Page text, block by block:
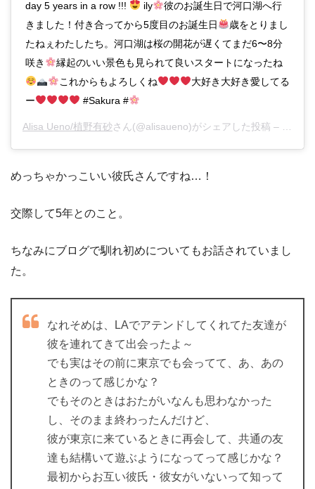
day 5 years in a row !!!
ily
彼のお誕生日で河口湖へ行
きました！付き合ってから5度目のお誕生日
歳をとりまし
たねぇわたしたち。河口湖は桜の開花が遅くてまだ6〜8分
咲き
縁起のいい景色も見られて良いスタートになったね
これからもよろしくね
大好き大好き愛してる
ー
#Sakura #
Alisa Ueno/植野有砂さん(@alisaueno)がシェアした投稿 –
めっちゃかっこいい彼氏さんですね…！
交際して5年とのこと。
ちなみにブログで馴れ初めについてもお話されていまし
た。
なれそめは、LAでアテンドしてくれてた友達が
彼を連れてきて出会ったよ～
でも実はその前に東京でも会ってて、あ、あの
ときのって感じかな？
でもそのときはおたがいなんも思わなかった
し、そのまま終わったんだけど、
彼が東京に来ているときに再会して、共通の友
達も結構いて遊ぶようになってって感じかな？
最初からお互い彼氏・彼女がいないって知って